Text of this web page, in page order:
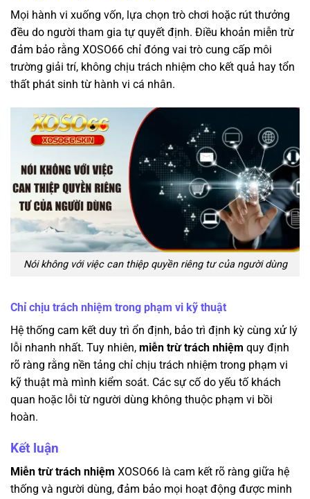
Mọi hành vi xuống vốn, lựa chọn trò chơi hoặc rút thưởng
đều do người tham gia tự quyết định. Điều khoản miễn trừ
đảm bảo rằng XOSO66 chỉ đóng vai trò cung cấp môi
trường giải trí, không chịu trách nhiệm cho kết quả hay tổn
thất phát sinh từ hành vi cá nhân.
Nói không với việc can thiệp quyền riêng tư của người dùng
Chỉ chịu trách nhiệm trong phạm vi kỹ thuật
Hệ thống cam kết duy trì ổn định, bảo trì định kỳ cùng xử lý
lỗi nhanh nhất. Tuy nhiên, miễn trừ trách nhiệm quy định
rõ ràng rằng nền tảng chỉ chịu trách nhiệm trong phạm vi
kỹ thuật mà mình kiểm soát. Các sự cố do yếu tố khách
quan hoặc lỗi từ người dùng không thuộc phạm vi bồi
hoàn.
Kết luận
Miễn trừ trách nhiệm XOSO66 là cam kết rõ ràng giữa hệ
thống và người dùng, đảm bảo mọi hoạt động được minh